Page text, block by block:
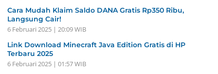
Cara Mudah Klaim Saldo DANA Gratis Rp350 Ribu,
Langsung Cair!
6 Februari 2025 | 20:09 WIB
Link Download Minecraft Java Edition Gratis di HP
Terbaru 2025
6 Februari 2025 | 01:57 WIB